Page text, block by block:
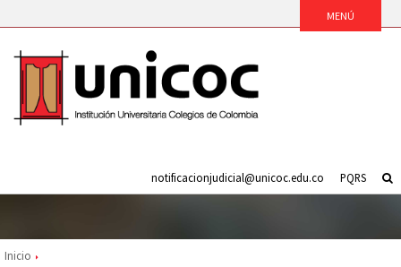
PQRS
notificacionjudicial@unicoc.edu.co
Inicio